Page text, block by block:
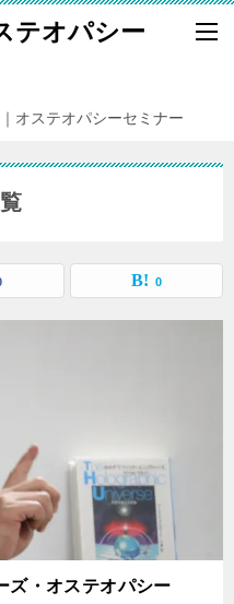
テオパシー
オステオパシーセミナー
0
・オステオパシー